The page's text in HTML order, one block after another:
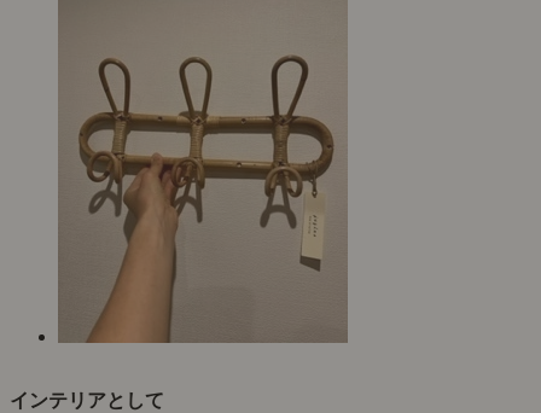
インテリアとして